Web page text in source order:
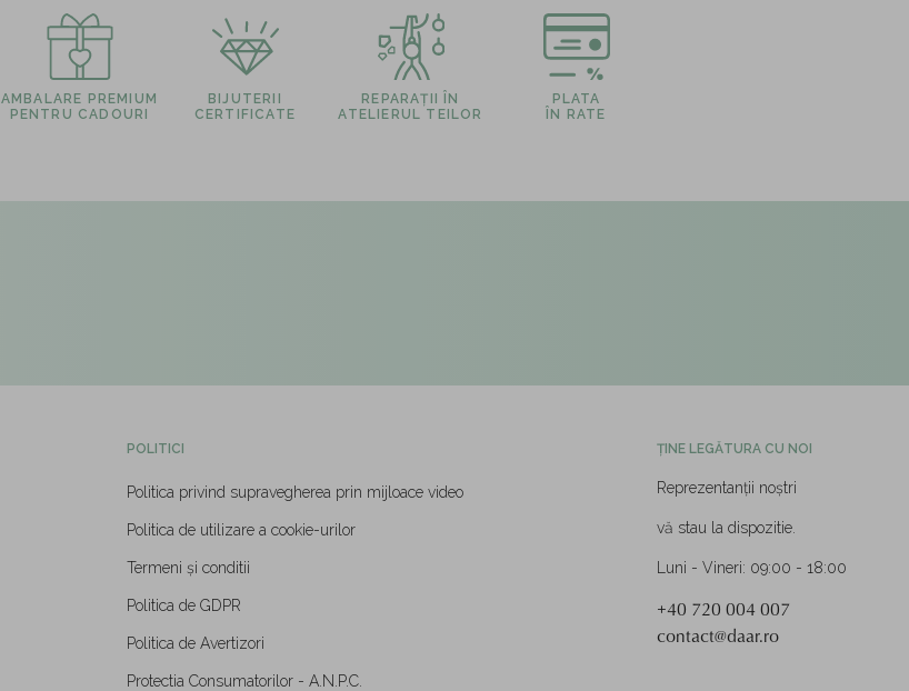
AMBALARE PREMIUM
PENTRU CADOURI
BIJUTERII
CERTIFICATE
REPARAȚII ÎN
ATELIERUL TEILOR
PLATA
ÎN RATE
POLITICI
Politica privind supravegherea prin mijloace video
Politica de utilizare a cookie-urilor
Termeni și conditii
Politica de GDPR
Politica de Avertizori
Protectia Consumatorilor - A.N.P.C.
ȚINE LEGĂTURA CU NOI
Reprezentanții noștri
vă stau la dispozitie.
Luni - Vineri: 09:00 - 18:00
+40 720 004 007
contact@daar.ro